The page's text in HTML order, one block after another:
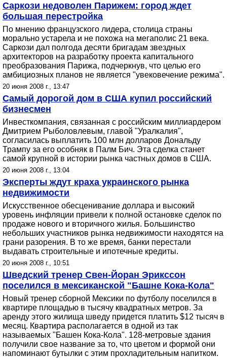
Саркози недоволен Парижем: город ждет
большая перестройка
По мнению французского лидера, столица страны
морально устарела и не похожа на мегаполис 21 века.
Саркози дал полгода десяти бригадам звездных
архитекторов на разработку проекта капитального
преобразования Парижа, подчеркнув, что целью его
амбициозных планов не является "увековечение режима".
20 июня 2008 г., 13:47
Самый дорогой дом в США купил российский
бизнесмен
Инвесткомпания, связанная с российским миллиардером
Дмитрием Рыболовлевым, главой "Уралкалия",
согласилась выплатить 100 млн долларов Дональду
Трампу за его особняк в Палм Бич. Эта сделка станет
самой крупной в истории рынка частных домов в США.
20 июня 2008 г., 13:04
Эксперты ждут краха украинского рынка
недвижимости
Искусственное обесценивание доллара и высокий
уровень инфляции привели к полной остановке сделок по
продаже нового и вторичного жилья. Большинство
небольших участников рынка недвижимости находятся на
грани разорения. В то же время, банки перестали
выдавать строительные и ипотечные кредиты.
20 июня 2008 г., 10:51
Шведский тренер Свен-Йоран Эрикссон
поселился в мексиканской "Башне Кока-Кола"
Новый тренер сборной Мексики по футболу поселился в
квартире площадью в тысячу квадратных метров. За
аренду этого жилища шведу придется платить $12 тысяч в
месяц. Квартира располагается в одной из так
называемых "Башен Кока-Кола". 128-метровые здания
получили свое название за то, что цветом и формой они
напоминают бутылки с этим прохладительным напитком.